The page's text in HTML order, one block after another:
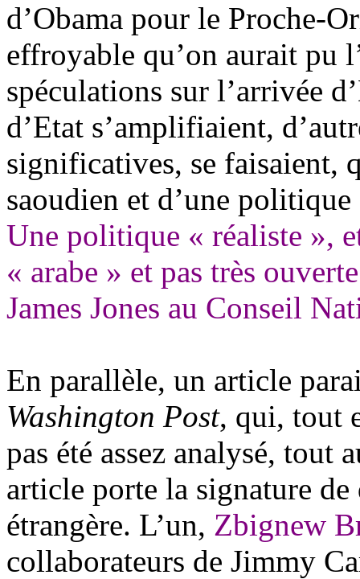
d’Obama pour le Proche-
effroyable qu’on aurait pu
spéculations sur l’arrivée
d’Etat s’amplifiaient,
significatives, se faisaient,
saoudien et d’une
Une politique « réaliste »,
« arabe » et pas très
James Jones au Conseil
En parallèle, un article
Washington Post, qui, tout
pas été assez analysé, tout
article porte la signature
étrangère. L’un, Zbignew
collaborateurs de Jimmy